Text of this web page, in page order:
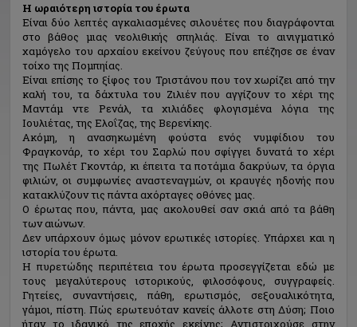
Η ωραιότερη ιστορία του έρωτα
Είναι δύο λεπτές αγκαλιασμένες σιλουέτες που διαγράφονται
στο βάθος μιας νεολιθικής σπηλιάς. Είναι το αινιγματικό
χαμόγελο του αρχαίου εκείνου ζεύγους που επέζησε σε έναν
τοίχο της Πομπηίας.
Είναι επίσης το ξίφος του Τριστάνου που τον χωρίζει από την
καλή του, τα δάχτυλα του Ζιλιέν που αγγίζουν το χέρι της
Μαντάμ ντε Ρενάλ, τα χιλιάδες φλογισμένα λόγια της
Ιουλιέτας, της Ελοΐζας, της Βερενίκης.
Ακόμη, η ανασηκωμένη φούστα ενός νυμφίδιου του
Φραγκονάρ, το χέρι του Σαρλώ που σφίγγει δυνατά το χέρι
της Πωλέτ Γκοντάρ, κι έπειτα τα ποτάμια δακρύων, τα όργια
φιλιών, οι συμφωνίες αναστεναγμών, οι κραυγές ηδονής που
κατακλύζουν τις πάντα αχόρταγες οθόνες μας.
Ο έρωτας που, πάντα, μας ακολουθεί σαν σκιά από τα βάθη
των αιώνων.
Δεν υπάρχουν όμως μόνον ερωτικές ιστορίες. Υπάρχει και η
ιστορία του έρωτα.
Η πυρετώδης περιπέτεια του έρωτα προσεγγίζεται εδώ με
τους μεγαλύτερους ιστορικούς, φιλοσόφους, συγγραφείς.
Γητείες, συναντήσεις, πάθη, ερωτισμός, σεξουαλικότητα,
γάμοι, πίστη. Πώς ερωτευόταν κανείς άλλοτε στη Δύση; Ποιο
ήταν το ιδανικό της εποχής εκείνης; Αντιστοιχούσε στην